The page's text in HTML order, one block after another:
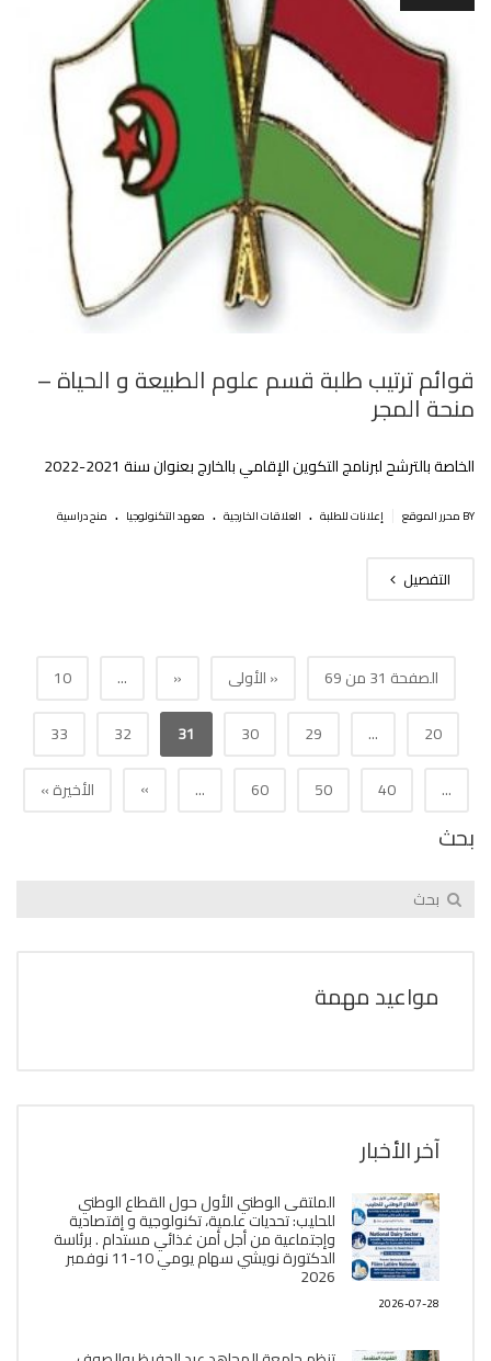
قوائم ترتيب طلبة قسم علوم الطبيعة و الحياة –
منحة المجر
الخاصة بالترشح لبرنامج التكوين الإقامي بالخارج بعنوان سنة 2021-2022
BY محرر الموقع إعلانات للطلبة . العلاقات الخارجية . معهد التكنولوجيا . منح دراسية
التفصيل
الصفحة 31 من 69 « الأولى «
...
10
20
...
29
30
31
32
33
...
40
50
60
...
» الأخيرة »
بحث
مواعيد مهمة
آخر الأخبار
الملتقى الوطني الأول حول القطاع الوطني
للحليب: تحديات علمية، تكنولوجية و إقتصادية
وإجتماعية من أجل أمن غذائي مستدام . برئاسة
الدكتورة نويشي سهام يومي 10-11 نوفمبر
2026
2026-07-28